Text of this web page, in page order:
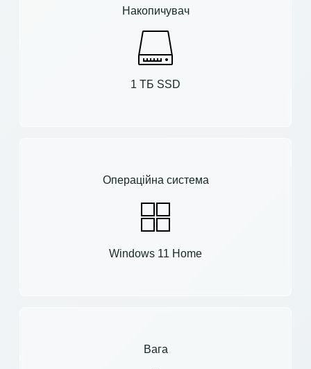
Накопичувач
1 ТБ SSD
Операційна система
Windows 11 Home
Вага